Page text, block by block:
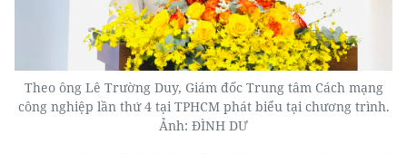
Theo ông Lê Trường Duy, Giám đốc Trung tâm Cách mạng
công nghiệp lần thứ 4 tại TPHCM phát biểu tại chương trình.
Ảnh: ĐÌNH DƯ